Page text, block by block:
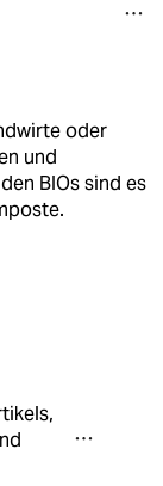
oder
und
BIOs sind es